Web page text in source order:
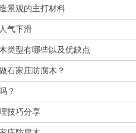
景观的主打材料
气下滑
类型有哪些以及优缺点
石家庄防腐木？
？
技巧分享